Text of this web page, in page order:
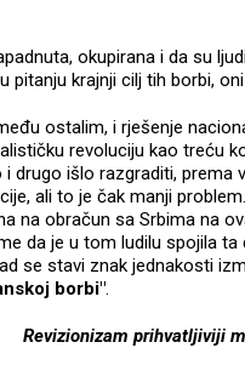
okupirana i da su
pitanju krajnji cilj tih borbi,
ostalim, i rješenje
revoluciju kao treću
drugo išlo razgraditi, prema
ali to je čak manji
na obračun sa Srbima na
da je u tom ludilu spojila
se stavi znak jednakosti
borbi".
Revizionizam prihvatljiviji